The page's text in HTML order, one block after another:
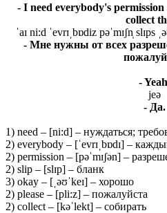
- I need everybody's permission
collect
ˈaɪ ni:d ˈevrɪˌbɒdiz pəˈmɪʃn̩
- Мне нужны от всех
-
jeə
- Да.
1) need – [ni:d] – нуждаться;
2) everybody – [ˈevrɪˌbɒdɪ] –
2) permission – [pəˈmɪʃən] –
2) slip – [slɪp] – бланк
3) okay – [ˌəʊˈkeɪ] – хорошо
2) please – [pli:z] – пожалуйста
2) collect – [kəˈlekt] – собирать